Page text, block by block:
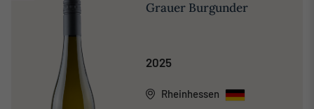
Grauer Burgunder
2025
Rheinhessen